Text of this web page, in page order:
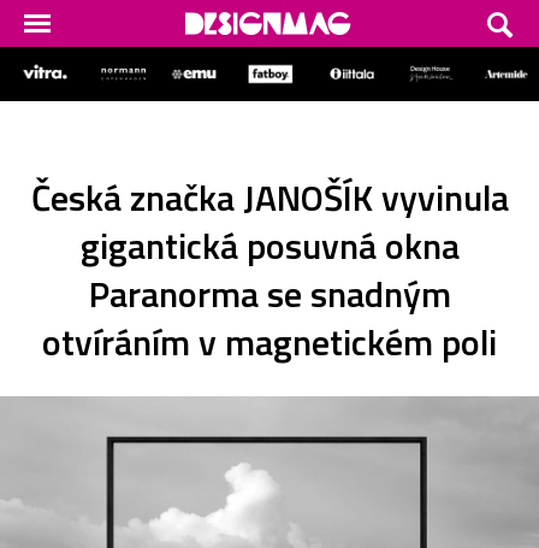
Česká značka JANOŠÍK vyvinula
gigantická posuvná okna
Paranorma se snadným
otvíráním v magnetickém poli